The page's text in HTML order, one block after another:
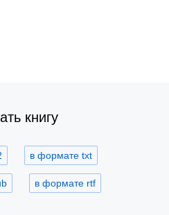
книгу
в формате txt
в формате rtf